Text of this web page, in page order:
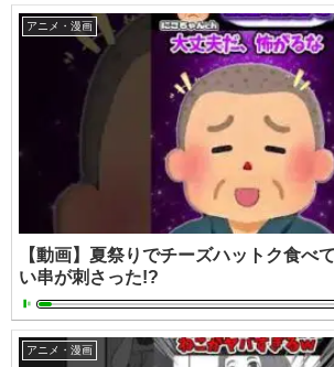
アニメ・漫画
【動画】夏祭りでチーズハットク食べ
い串が刺さった!?
アニメ・漫画